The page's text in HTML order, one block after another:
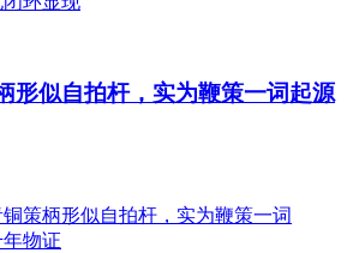
形似自拍杆，实为鞭策一词起源